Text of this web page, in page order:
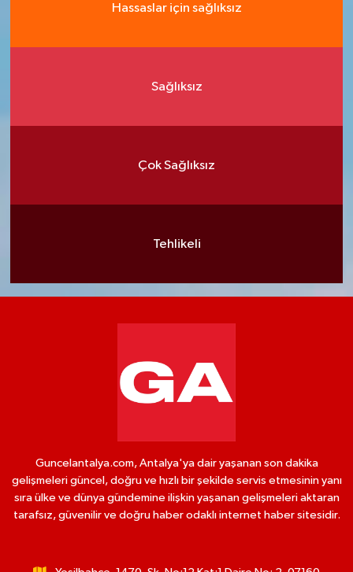
Hassaslar için sağlıksız
Sağlıksız
Çok Sağlıksız
Tehlikeli
Guncelantalya.com, Antalya'ya dair yaşanan son dakika
gelişmeleri güncel, doğru ve hızlı bir şekilde servis etmesinin yanı
sıra ülke ve dünya gündemine ilişkin yaşanan gelişmeleri aktaran
tarafsız, güvenilir ve doğru haber odaklı internet haber sitesidir.